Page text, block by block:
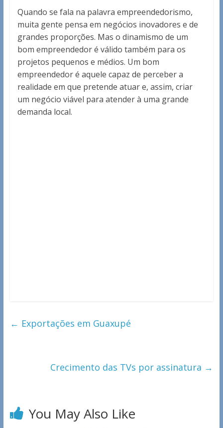
Quando se fala na palavra empreendedorismo,
muita gente pensa em negócios inovadores e de
grandes proporções. Mas o dinamismo de um
bom empreendedor é válido também para os
projetos pequenos e médios. Um bom
empreendedor é aquele capaz de perceber a
realidade em que pretende atuar e, assim, criar
um negócio viável para atender à uma grande
demanda local.
← Exportações em Guaxupé
Crecimento das TVs por assinatura →
You May Also Like